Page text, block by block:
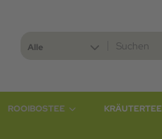
Alle
ROOIBOSTEE KRÄUTERTEE